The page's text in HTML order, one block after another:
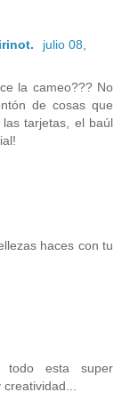
julio 08,
la cameo??? No
de cosas que
tarjetas, el baúl
haces con tu
todo esta super